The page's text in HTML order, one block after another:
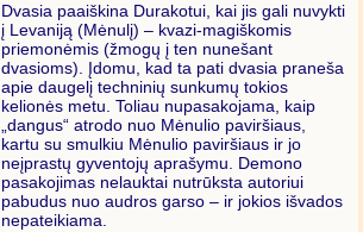
Dvasia paaiškina Durakotui, kai jis gali nuvykti
į Levaniją (Mėnulį) – kvazi-magiškomis
priemonėmis (žmogų į ten nunešant
dvasioms). Įdomu, kad ta pati dvasia praneša
apie daugelį techninių sunkumų tokios
kelionės metu. Toliau nupasakojama, kaip
„dangus“ atrodo nuo Mėnulio paviršiaus,
kartu su smulkiu Mėnulio paviršiaus ir jo
neįprastų gyventojų aprašymu. Demono
pasakojimas nelauktai nutrūksta autoriui
pabudus nuo audros garso – ir jokios išvados
nepateikiama.